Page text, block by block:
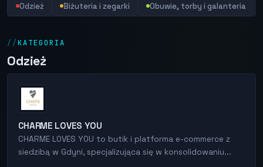
Odzież Biżuteria i zegarki Obuwie, torby i galanteria
KATEGORIA
Odzież
CHARME LOVES YOU
CHARME LOVES YOU to butik i platforma e-commerce z
siedzibą w Gdyni, specjalizująca się w konsolidowaniu...